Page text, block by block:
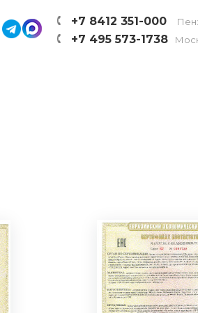
+7 8412 351-000
+7 495 573-1738